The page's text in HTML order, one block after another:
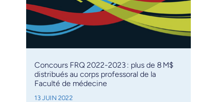
Concours FRQ 2022-2023 : plus de 8 M$
distribués au corps professoral de la
Faculté de médecine
13 JUIN 2022